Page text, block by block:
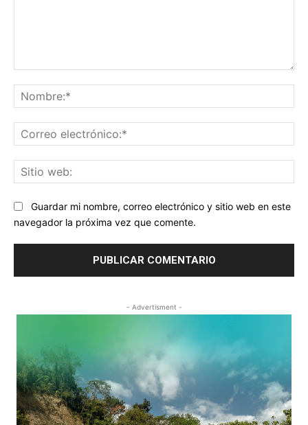
Guardar mi nombre, correo electrónico y sitio web en este
navegador la próxima vez que comente.
- Advertisment -